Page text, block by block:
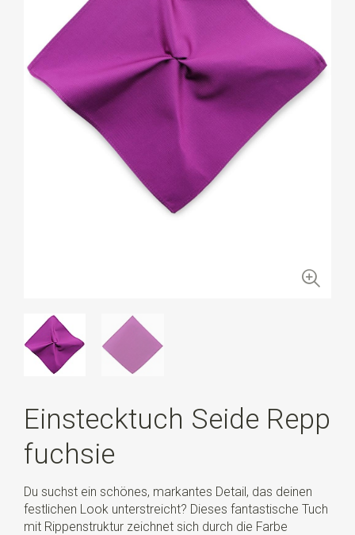
Einstecktuch Seide Repp
fuchsie
Du suchst ein schönes, markantes Detail, das deinen
festlichen Look unterstreicht? Dieses fantastische Tuch
mit Rippenstruktur zeichnet sich durch die Farbe